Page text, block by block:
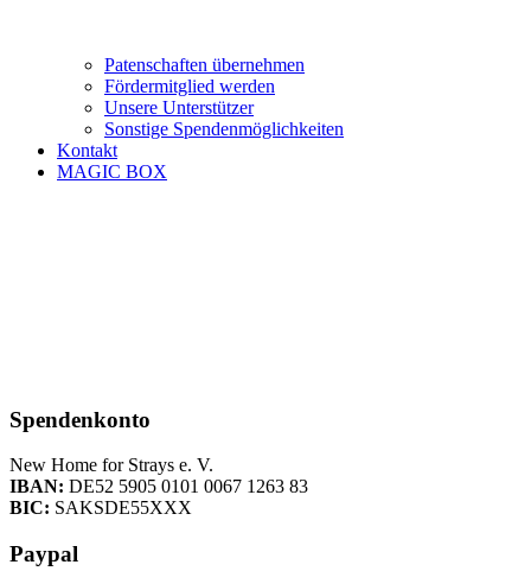
Patenschaften übernehmen
Fördermitglied werden
Unsere Unterstützer
Sonstige Spendenmöglichkeiten
Kontakt
MAGIC BOX
Spendenkonto
New Home for Strays e. V.
IBAN: DE52 5905 0101 0067 1263 83
BIC: SAKSDE55XXX
Paypal